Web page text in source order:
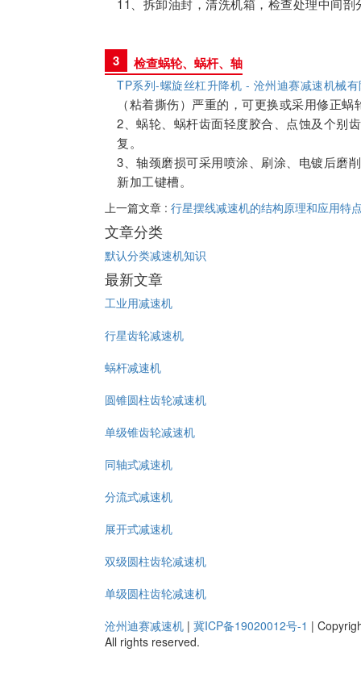
11、拆卸油封，清洗机箱，检查处理中间剖
3 检查蜗轮、蜗杆、轴
TP系列-螺旋丝杠升降机 - 沧州迪赛减速机械
（粘着撕伤）严重的，可更换或采用修正
2、蜗轮、蜗杆齿面轻度胶合、点蚀及个别
复。
3、轴颈磨损可采用喷涂、刷涂、电镀后磨
新加工键槽。
上一篇文章 : 行星摆线减速机的结构原理和应用特
文章分类
默认分类减速机知识
最新文章
工业用减速机
行星齿轮减速机
蜗杆减速机
圆锥圆柱齿轮减速机
单级锥齿轮减速机
同轴式减速机
分流式减速机
展开式减速机
双级圆柱齿轮减速机
单级圆柱齿轮减速机
沧州迪赛减速机 | 冀ICP备19020012号-1 |
All rights reserved.